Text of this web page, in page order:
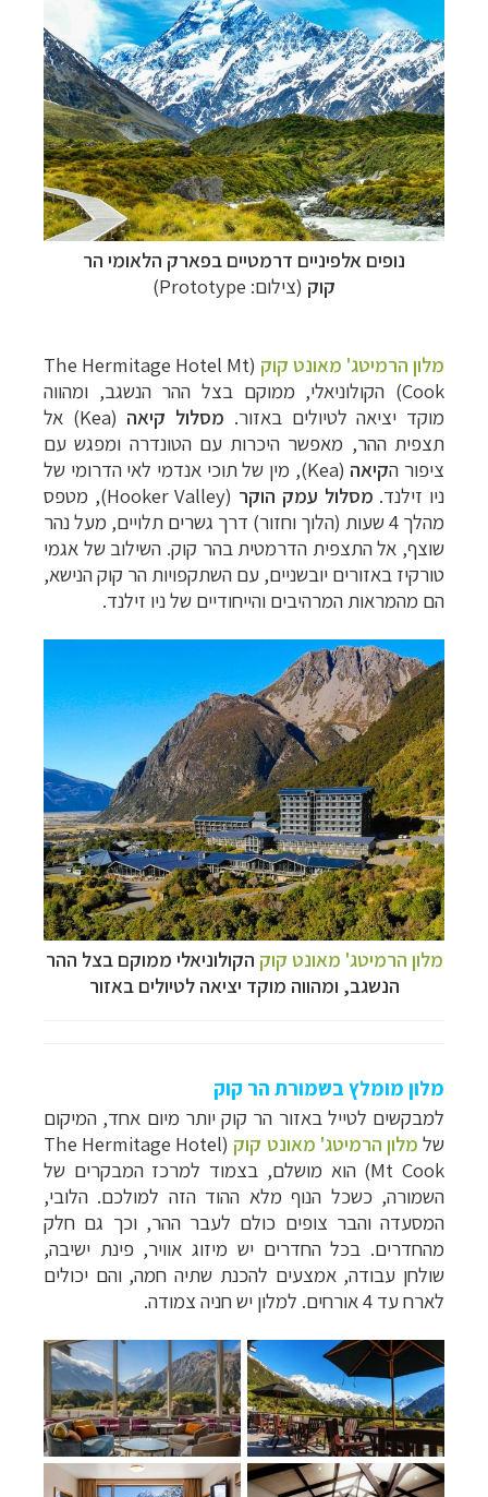
נופים אלפיניים דרמטיים בפארק הלאומי הר
קוק (צילום: Prototype
)
מלון הרמיטג' מאונט קוק (
The Hermitage Hotel Mt
Cook) הקולוניאלי, ממוקם בצל ההר הנשגב, ומהווה
מוקד יציאה לטיולים באזור. מסלול קיאה (
Kea) אל
תצפית ההר, מאפשר היכרות עם הטונדרה ומפגש עם
ציפור הקיאה (
Kea), מין של תוכי אנדמי לאי הדרומי של
ניו זילנד. מסלול עמק הוקר (
Hooker Valley),
מטפס
מהלך 4 שעות (הלוך וחזור) דרך גשרים תלויים, מעל נהר
שוצף, אל התצפית הדרמטית בהר קוק. השילוב של אגמי
טורקיז באזורים יובשניים, עם השתקפויות הר קוק הנישא,
הם מהמראות המרהיבים והייחודיים של ניו זילנד.
מלון הרמיטג' מאונט קוק הקולוניאלי ממוקם בצל ההר
הנשגב, ומהווה מוקד יציאה לטיולים באזור
מלון מומלץ בשמורת הר קוק
למבקשים לטייל באזור הר קוק יותר מיום אחד, המיקום
של מלון הרמיטג' מאונט קוק (
The Hermitage Hotel
Mt Cook) הוא מושלם, בצמוד למרכז המבקרים של
השמורה, כשכל הנוף מלא ההוד הזה למולכם. הלובי,
המסעדה והבר צופים כולם לעבר ההר, וכך גם חלק
מהחדרים. בכל החדרים יש מיזוג אוויר, פינת ישיבה,
שולחן עבודה, אמצעים להכנת שתיה חמה, והם יכולים
לארח עד 4 אורחים. למלון יש חניה צמודה.
טיולים לאוסטרליה וניו זילנד
תכנוןטיולים למזרח הרחוקלחצו לרשימת היעדים »
תכנוןטיולים לפולינזיה הצרפתית לחצו לפרטים »